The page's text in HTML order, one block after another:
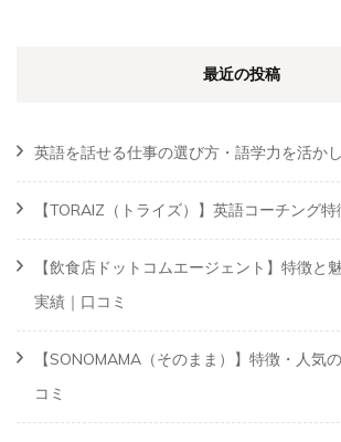
最近の投稿
英語を話せる仕事の選び方・語学力を活か
【TORAIZ（トライズ）】英語コーチング
【飲食店ドットコムエージェント】特徴と
実績｜口コミ
【SONOMAMA（そのまま）】特徴・人気
コミ